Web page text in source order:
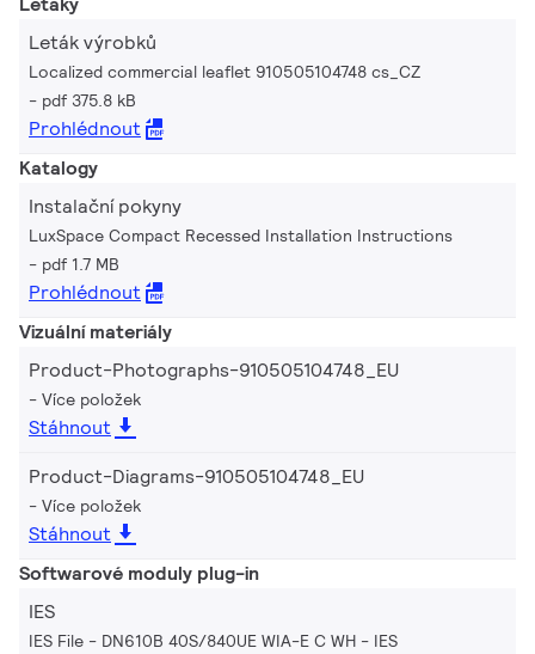
Leták výrobků
Localized commercial leaflet 910505104748 cs_CZ
pdf 375.8 kB
Prohlédnout
Katalogy
Instalační pokyny
LuxSpace Compact Recessed Installation Instructions
pdf 1.7 MB
Prohlédnout
Vizuální materiály
Product-Photographs-910505104748_EU
Více položek
Stáhnout
Product-Diagrams-910505104748_EU
Více položek
Stáhnout
Softwarové moduly plug-in
IES
IES File - DN610B 40S/840UE WIA-E C WH IES